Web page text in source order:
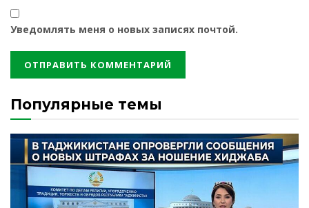
Уведомлять меня о новых записях почтой.
Популярные темы